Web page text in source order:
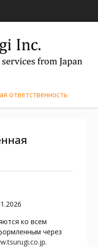
ответственность
ко всем
через
.